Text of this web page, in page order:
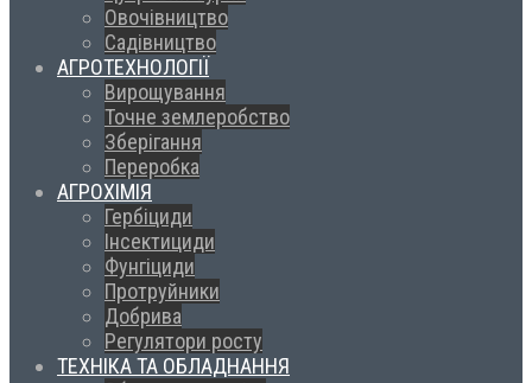
Овочівництво
Садівництво
АГРОТЕХНОЛОГІЇ
Вирощування
Точне землеробство
Зберігання
Переробка
АГРОХІМІЯ
Гербіциди
Інсектициди
Фунгіциди
Протруйники
Добрива
Регулятори росту
ТЕХНІКА ТА ОБЛАДНАННЯ